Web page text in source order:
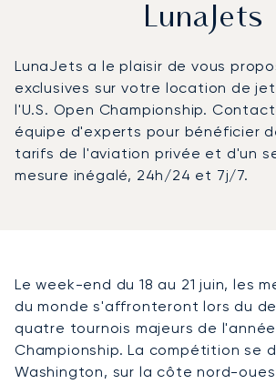
LunaJets
LunaJets a le plaisir de vous
exclusives sur votre location de
l'U.S. Open Championship.
équipe d'experts pour bénéficier
tarifs de l'aviation privée et d'un
mesure inégalé, 24h/24 et 7j/7.
Le week-end du 18 au 21 juin, les
du monde s'affronteront lors du
quatre tournois majeurs de l'année
Championship. La compétition se
Washington, sur la côte nord-